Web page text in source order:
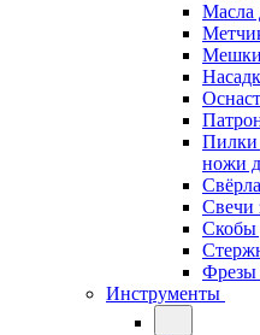
Масла
Мешки
Пилки
ножи
Свёрла
Свечи
Скобы
Инструменты